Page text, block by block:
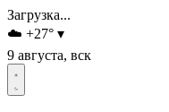
Загрузка...
☁️ +27° ▾
9 августа, вск